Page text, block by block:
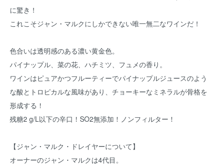
に驚き！
これこそジャン・マルクにしかできない唯一無二なワインだ！
色合いは透明感のある濃い黄金色。
パイナップル、菜の花、ハチミツ、フュメの香り。
ワインはピュアかつフルーティーでパイナップルジュースのよう
な酸とトロピカルな風味があり、チョーキーなミネラルが骨格を
形成する！
残糖2 g/L以下の辛口！SO2無添加！ノンフィルター！
【ジャン・マルク・ドレイヤーについて】
オーナーのジャン・マルクは4代目。